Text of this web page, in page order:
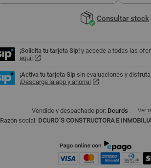
Consultar stock
¡Solicita tu tarjeta Sip! y accede a todas las
aquí!
¡Activa tu tarjeta Sip sin evaluaciones y
¡Descarga la app y ahorra!
Vendido y despachado por: Dcuro's Ver
Razón social: DCURO´S CONSTRUCTORA E